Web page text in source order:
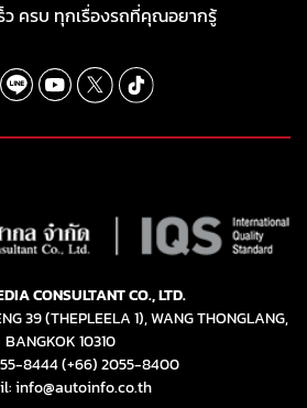
ว ครบ ทุกเรื่องรถที่คุณอยากรู้
CONSULTANT CO., LTD.
39 (THEPLEELA 1), WANG THONGLANG,
BANGKOK 10310
8444(+66) 2055-8400
info@autoinfo.co.th